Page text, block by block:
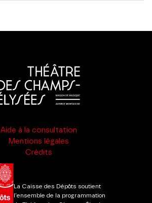
Aide à la consultation
Mentions légales
Crédits
La Caisse des Dépôts soutient
l'ensemble de la programmation